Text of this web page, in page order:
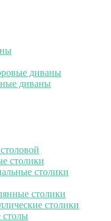
диваны
диваны
столики
столики
столики
столики
столы